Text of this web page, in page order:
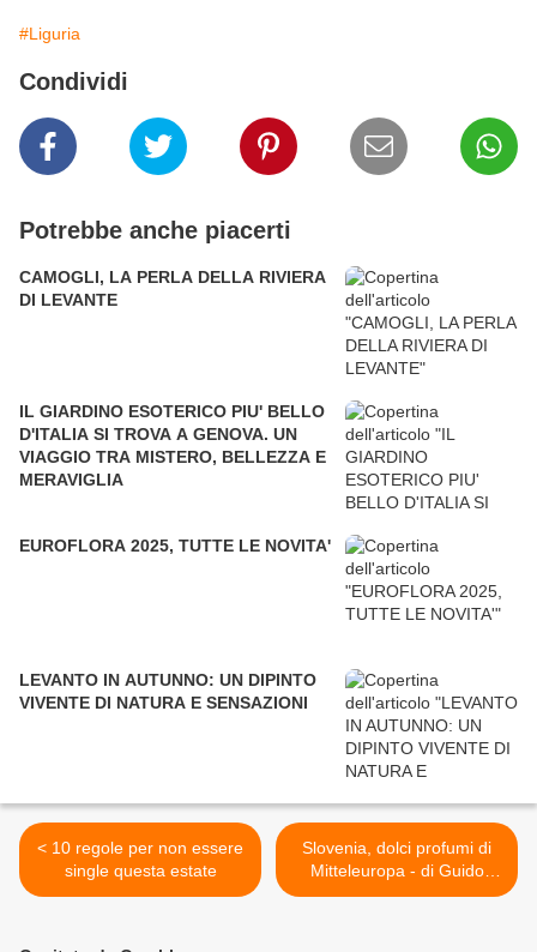
#Liguria
Condividi
Potrebbe anche piacerti
CAMOGLI, LA PERLA DELLA RIVIERA
DI LEVANTE
IL GIARDINO ESOTERICO PIU' BELLO
D'ITALIA SI TROVA A GENOVA. UN
VIAGGIO TRA MISTERO, BELLEZZA E
MERAVIGLIA
EUROFLORA 2025, TUTTE LE NOVITA'
LEVANTO IN AUTUNNO: UN DIPINTO
VIVENTE DI NATURA E SENSAZIONI
< 10 regole per non essere
single questa estate
Slovenia, dolci profumi di
Mitteleuropa - di Guido
Bernardi >